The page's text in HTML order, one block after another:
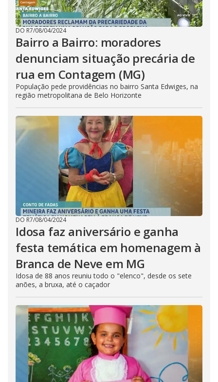
DO R7/08/04/2024
Bairro a Bairro: moradores
denunciam situação precária de
rua em Contagem (MG)
População pede providências no bairro Santa Edwiges, na
região metropolitana de Belo Horizonte
DO R7/08/04/2024
Idosa faz aniversário e ganha
festa temática em homenagem à
Branca de Neve em MG
Idosa de 88 anos reuniu todo o "elenco", desde os sete
anões, a bruxa, até o caçador